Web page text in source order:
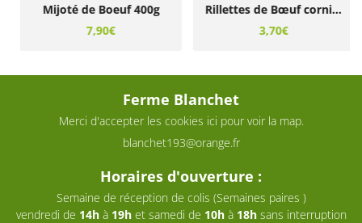
Mijoté de Boeuf 400g
7,90€
Rillettes de Bœuf cornichons et graines de moutarde 90grs
3,70€
Ferme Blanchet
Merci d'accepter les cookies ici pour voir la map.
Horaires d'ouverture :
Semaine de réception de colis (Semaines paires )
vendredi de 14hà 19het samedi de 10hà 18hsans interruption